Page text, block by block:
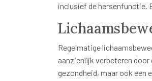
inclusief de hersenfunctie.
Regelmatige
aanzienlijk verbeteren
gezondheid, maar ook een